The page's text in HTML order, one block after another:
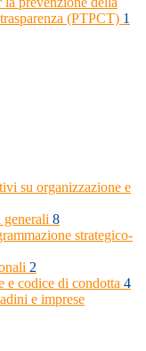
(PTPCT) 1
su organizzazione e
8
strategico-
2
e codice di condotta 4
e imprese